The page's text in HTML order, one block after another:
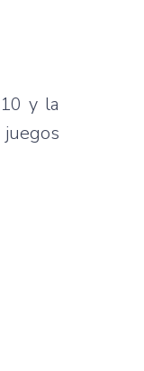
y la